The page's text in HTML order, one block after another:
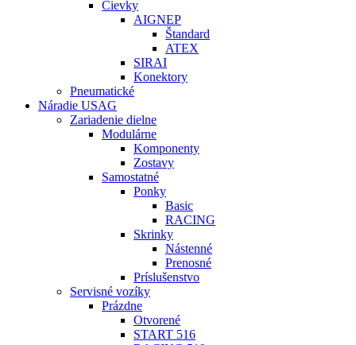
Cievky
AIGNEP
Štandard
ATEX
SIRAI
Konektory
Pneumatické
Náradie USAG
Zariadenie dielne
Modulárne
Komponenty
Zostavy
Samostatné
Ponky
Basic
RACING
Skrinky
Nástenné
Prenosné
Príslušenstvo
Servisné vozíky
Prázdne
Otvorené
START 516